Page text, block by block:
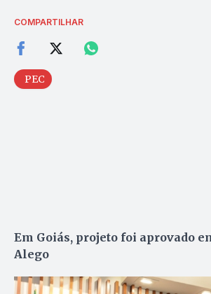
COMPARTILHAR
PEC
Em Goiás, projeto foi aprovado
Alego